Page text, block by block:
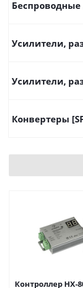
Усилители,
Усилители,
Конвертеры
Контроллер HX-